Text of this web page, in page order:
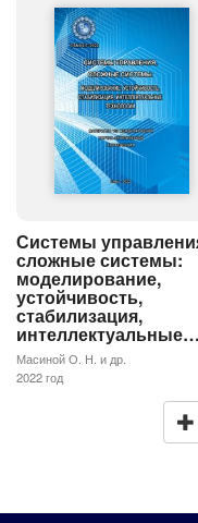
Системы
сложные системы:
моделирование,
устойчивость,
стабилизация,
интеллектуальные…
Масиной О. Н. и др.
2022 год